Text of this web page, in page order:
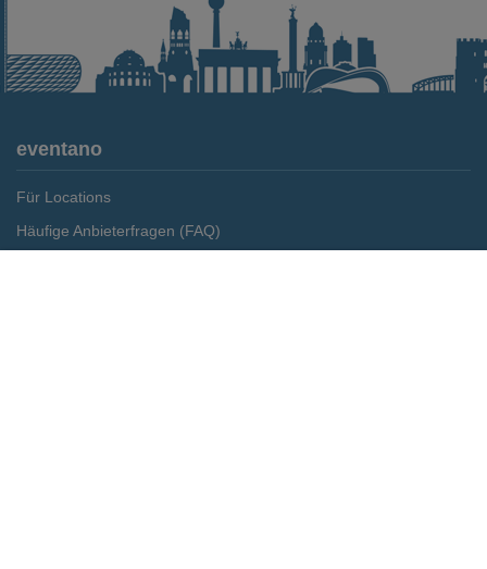
eventano
Für Locations
Häufige Anbieterfragen (FAQ)